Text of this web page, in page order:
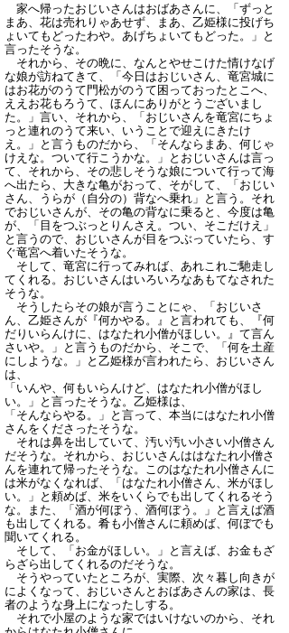
家へ帰ったおじいさんはおばあさんに、「ずっと
まあ、花は売れりゃあせず、まあ、乙姫様に投げち
ょいてもどったわや。あげちょいてもどった。」と
言ったそうな。
それから、その晩に、なんとやせこけた情けなげ
な娘が訪ねてきて、「今日はおじいさん、竜宮城に
はお花がのうて門松がのうて困っておったとこへ、
ええお花もろうて、ほんにありがとうございまし
た。」言い、それから、「おじいさんを竜宮にちょ
っと連れのうて来い、いうことで迎えにきたけ
え。」と言うものだから、「そんならまあ、何じゃ
けえな。ついて行こうかな。」とおじいさんは言っ
て、それから、その悲しそうな娘について行って海
へ出たら、大きな亀がおって、そがして、「おじい
さん、うらが（自分の）背なへ乗れ」と言う。それ
でおじいさんが、その亀の背なに乗ると、今度は亀
が、「目をつぶっとりんさえ。つい、そこだけえ」
と言うので、おじいさんが目をつぶっていたら、す
ぐ竜宮へ着いたそうな。
そして、竜宮に行ってみれば、あれこれご馳走し
てくれる。おじいさんはいろいろなあもてなされた
そうな。
そうしたらその娘が言うことにゃ、「おじいさ
ん、乙姫さんが『何かやる。』と言われても、『何
だりいらんけに、はなたれ小僧がほしい。』て言ん
さいや。」と言うものだから、そこで、「何を土産
にしような。」と乙姫様が言われたら、おじいさん
は、
「いんや、何もいらんけど、はなたれ小僧がほし
い。」と言ったそうな。乙姫様は、
「そんならやる。」と言って、本当にはなたれ小僧
さんをくださったそうな。
それは鼻を出していて、汚い汚い小さい小僧さん
だそうな。それから、おじいさんははなたれ小僧さ
んを連れて帰ったそうな。このはなたれ小僧さんに
は米がなくなれば、「はなたれ小僧さん、米がほし
い。」と頼めば、米をいくらでも出してくれるそう
な。また、「酒が何ぼう、酒何ぼう。」と言えば酒
も出してくれる。肴も小僧さんに頼めば、何ぼでも
聞いてくれる。
そして、「お金がほしい。」と言えば、お金もざ
らざら出してくれるのだそうな。
そうやっていたところが、実際、次々暮し向きが
によくなって、おじいさんとおばあさんの家は、長
者のような身上になったしする。
それで小屋のような家ではいけないのから、それ